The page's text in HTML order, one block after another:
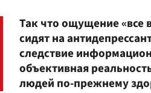
Так что ощущение «все
сидят на
следствие
объективная
людей по-прежнему